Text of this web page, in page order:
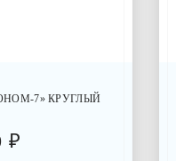
7» КРУГЛЫЙ
₽